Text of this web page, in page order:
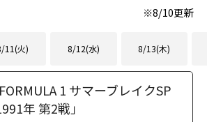
※8/10更新
11(火) 8/12(水) 8/13(木)
1 サマーブレイクSP
年 第2戦」